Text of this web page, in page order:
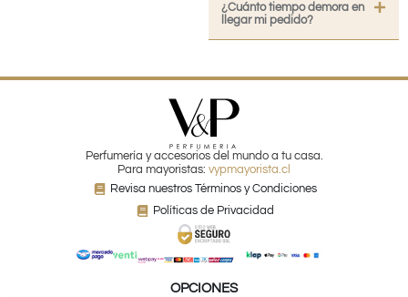
¿Cuánto tiempo demora en
llegar mi pedido?
Perfumería y accesorios del mundo a tu casa.
Para mayoristas: vypmayorista.cl
Revisa nuestros Términos y Condiciones
Políticas de Privacidad
OPCIONES